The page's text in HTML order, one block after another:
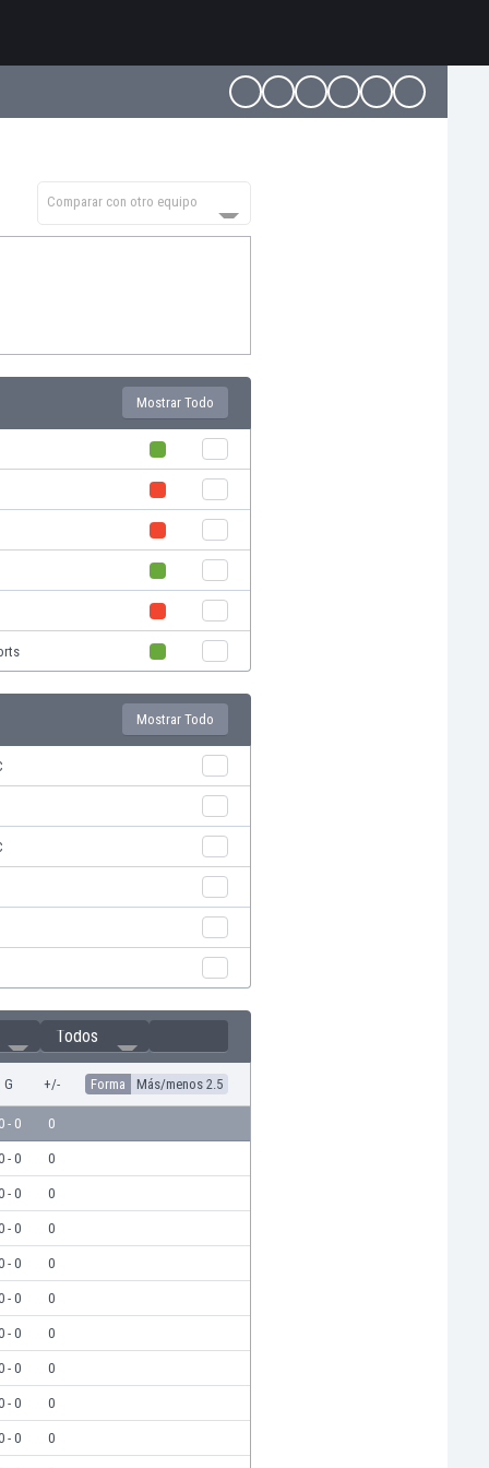
Comparar con otro equipo
Mostrar Todo
Mostrar Todo
Todos
G +/- Forma Más/menos 2.5
0 - 0 0
- 0 0
- 0 0
- 0 0
- 0 0
- 0 0
- 0 0
- 0 0
- 0 0
- 0 0